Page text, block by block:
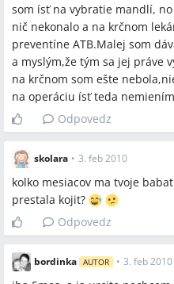
som ísť na vybratie mandlí,
nič nekonalo a na krčnom
preventíne ATB.Malej som
a myslým,že tým sa jej práve
na krčnom som ešte
na operáciu ísť teda
Odpovedz
skolara • 3. feb 2010
kolko mesiacov ma tvoje
prestala kojit?
Odpovedz
bordinka AUTOR • 3. feb 2010